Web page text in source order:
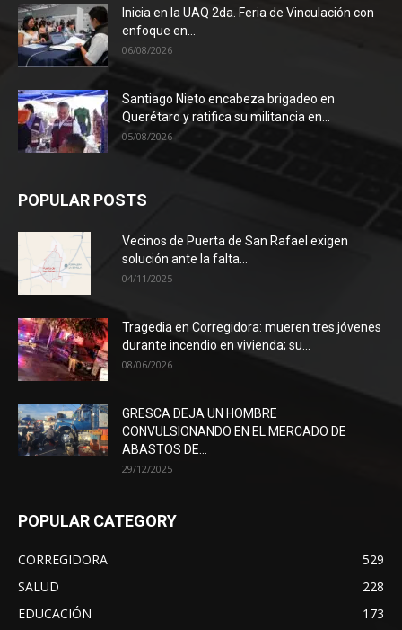
Inicia en la UAQ 2da. Feria de Vinculación con
enfoque en...
06/08/2026
Santiago Nieto encabeza brigadeo en
Querétaro y ratifica su militancia en...
05/08/2026
POPULAR POSTS
Vecinos de Puerta de San Rafael exigen
solución ante la falta...
04/11/2025
Tragedia en Corregidora: mueren tres jóvenes
durante incendio en vivienda; su...
08/06/2026
GRESCA DEJA UN HOMBRE
CONVULSIONANDO EN EL MERCADO DE
ABASTOS DE...
29/12/2025
POPULAR CATEGORY
CORREGIDORA
529
SALUD
228
EDUCACIÓN
173